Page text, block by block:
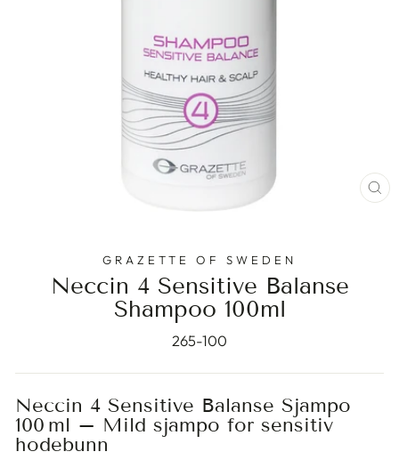
GRAZETTE OF SWEDEN
Neccin 4 Sensitive Balanse
Shampoo 100ml
265-100
Neccin 4 Sensitive Balanse Sjampo
100 ml – Mild sjampo for sensitiv
hodebunn